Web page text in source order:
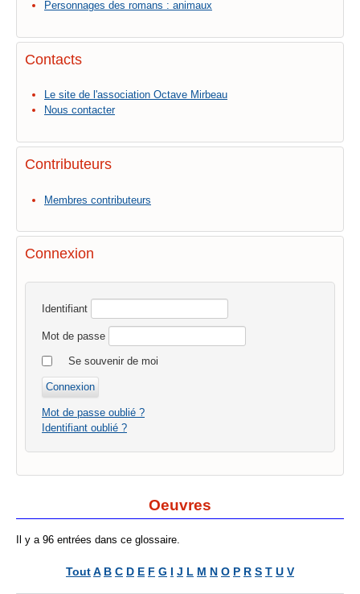
Personnages des romans : animaux
Contacts
Le site de l'association Octave Mirbeau
Nous contacter
Contributeurs
Membres contributeurs
Connexion
Identifiant
Mot de passe
Se souvenir de moi
Mot de passe oublié ?
Identifiant oublié ?
Oeuvres
Il y a 96 entrées dans ce glossaire.
ToutA B C D E F G I J L M N O P R S T U V